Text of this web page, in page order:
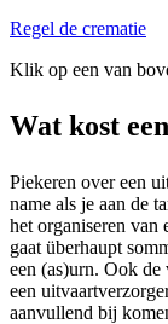
Regel de crematie
Klik op een van
Wat kost
Piekeren over een
name als je aan de
het organiseren van
gaat überhaupt
een (as)urn. Ook
een
aanvullend bij